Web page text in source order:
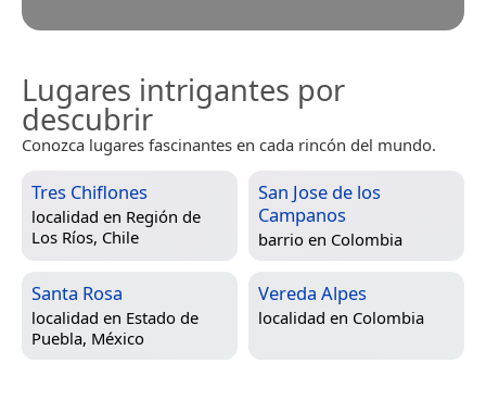
Lugares intrigantes por
descubrir
Conozca lugares fascinantes en cada rincón del mundo.
Tres Chiflones
localidad en Región de
Los Ríos, Chile
San Jose de los
Campanos
barrio en Colombia
Santa Rosa
localidad en Estado de
Puebla, México
Vereda Alpes
localidad en Colombia